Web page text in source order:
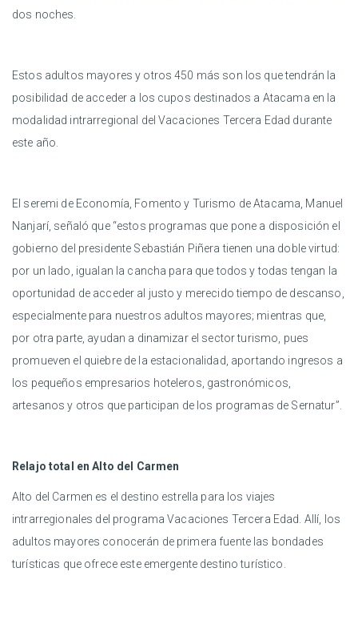
dos noches.
Estos adultos mayores y otros 450 más son los que tendrán la
posibilidad de acceder a los cupos destinados a Atacama en la
modalidad intrarregional del Vacaciones Tercera Edad durante
este año.
El seremi de Economía, Fomento y Turismo de Atacama, Manuel
Nanjarí, señaló que “estos programas que pone a disposición el
gobierno del presidente Sebastián Piñera tienen una doble virtud:
por un lado, igualan la cancha para que todos y todas tengan la
oportunidad de acceder al justo y merecido tiempo de descanso,
especialmente para nuestros adultos mayores; mientras que,
por otra parte, ayudan a dinamizar el sector turismo, pues
promueven el quiebre de la estacionalidad, aportando ingresos a
los pequeños empresarios hoteleros, gastronómicos,
artesanos y otros que participan de los programas de Sernatur”.
Relajo total en Alto del Carmen
Alto del Carmen es el destino estrella para los viajes
intrarregionales del programa Vacaciones Tercera Edad. Allí, los
adultos mayores conocerán de primera fuente las bondades
turísticas que ofrece este emergente destino turístico.